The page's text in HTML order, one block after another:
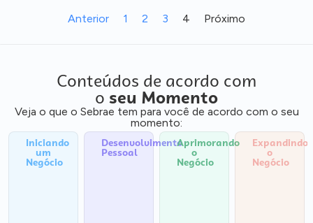
Anterior 1 2 3 4 Próximo
Conteúdos de acordo com
o seu Momento
Veja o que o Sebrae tem para você de acordo com o seu
momento:
Iniciando
um
Negócio
Desenvolvimento
Pessoal
Aprimorando
o
Negócio
Expandindo
o
Negócio